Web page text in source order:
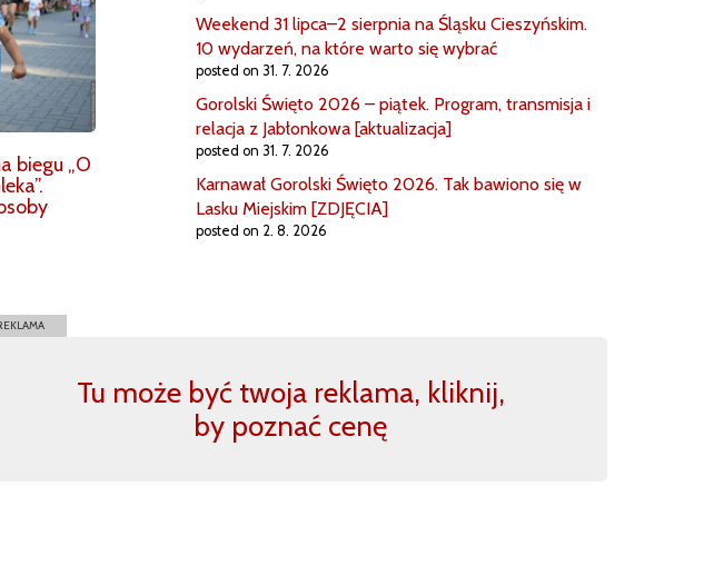
biegu „O
Weekend 31 lipca–2 sierpnia na Śląsku Cieszyńskim.
10 wydarzeń, na które warto się wybrać
posted on 31. 7. 2026
Gorolski Święto 2026 – piątek. Program, transmisja i
relacja z Jabłonkowa [aktualizacja]
posted on 31. 7. 2026
Karnawał Gorolski Święto 2026. Tak bawiono się w
Lasku Miejskim [ZDJĘCIA]
posted on 2. 8. 2026
Tu może być twoja reklama, kliknij,
by poznać cenę